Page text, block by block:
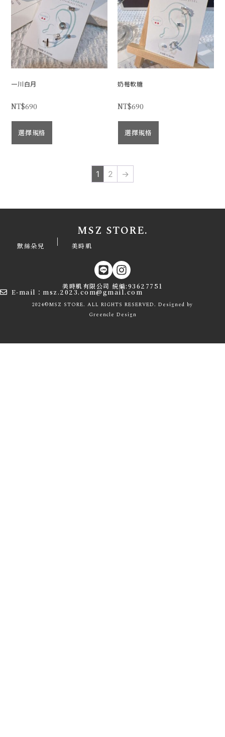
一川白月
NT$690
選擇規格
奶莓軟糖
NT$690
選擇規格
1 2 →
MSZ STORE.
默絲朵兒 | 美時肌
美時肌有限公司 統編:93627751
E-mail：msz.2023.com@gmail.com
2024©MSZ STORE. ALL RIGHTS RESERVED. Designed by
Greencle Design